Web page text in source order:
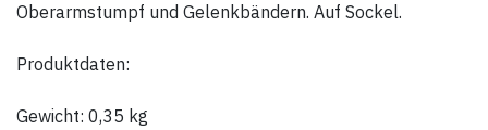
Oberarmstumpf und Gelenkbändern. Auf Sockel.
Produktdaten:
Gewicht: 0,35 kg